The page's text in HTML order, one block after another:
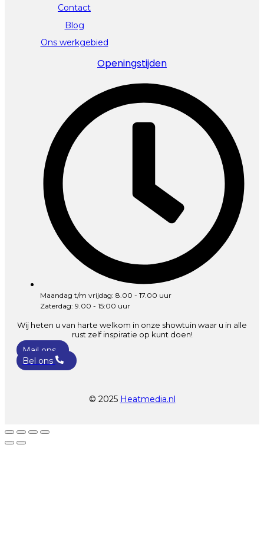
Contact
Blog
Ons werkgebied
Openingstijden
Maandag t/m vrijdag: 8.00 - 17.00 uur
Zaterdag: 9.00 - 15:00 uur
Wij heten u van harte welkom in onze showtuin waar u in alle
rust zelf inspiratie op kunt doen!
Mail ons
Bel ons
© 2025 Heatmedia.nl